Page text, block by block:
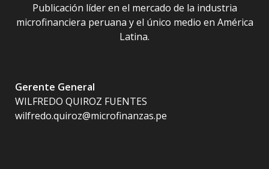
Publicación líder en el mercado de la industria
microfinanciera peruana y el único medio en América
Latina.
Gerente General
WILFREDO QUIROZ FUENTES
wilfredo.quiroz@microfinanzas.pe